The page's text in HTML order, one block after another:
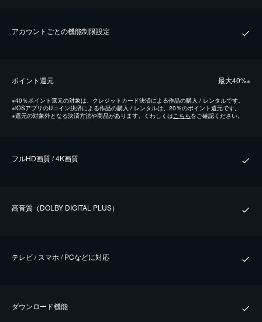
アカウントごとの機能制限設定
ポイント還元 最⼤40%※
※40％ポイント還元の対象は、クレジットカード決済による作品の購入 / レンタルです。
※iOSアプリのUコイン決済による作品の購入 / レンタルは、20％のポイント還元です。
※還元の対象外となる決済方法や商品があります。くわしくは こちらをご確認ください。
フルHD画質 / 4K画質
⾼⾳質（DOLBY DIGITAL PLUS）
テレビ / スマホ / PCなどに対応
ダウンロード機能